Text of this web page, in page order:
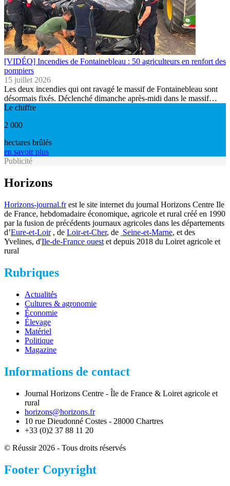
[VIDÉO] Incendies de Fontainebleau : 50 agriculteurs en renfort des
pompiers
15 juillet 2026
Les deux incendies qui ont ravagé le massif de Fontainebleau sont
désormais fixés. Déclenché dimanche après-midi dans le massif…
Le chiffre
2 000
hectares brûlés
en savoir plus
Publicité
Horizons
Horizons-journal.frest le site internet du journal Horizons Centre Ile
de France, hebdomadaire économique, agricole et rural créé en 1990
par la fusion de précédents journaux agricoles dans les départements
d’Eure-et-Loir, de Loir-et-Cher, de Seine-et-Marne, et des
Yvelines, d'Ile-de-France ouest et depuis 2018 du Loiret agricole et
rural
Rubriques
Actualités
Cultures & agronomie
Économie
Élevage
Matériel
Politique
Magazine
Informations de contact
Journal Horizons Centre - Île de France & Loiret agricole et
rural
horizons@horizons.fr
10 rue Dieudonné Costes - 28000 Chartres
+33 (0)2 37 88 11 20
© Réussir 2026 - Tous droits réservés
Footer Copyright